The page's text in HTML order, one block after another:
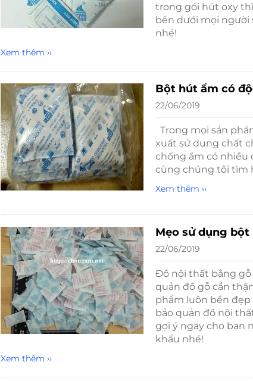
trong gói hút oxy
bên dưới mọi người
nhé!
Xem thêm ››
Bột hút ẩm có
22/06/2019
Trong mọi sản
xuất sử dụng chất
chống ẩm có nhiều
cùng chúng tôi tìm
Xem thêm ››
Mẹo sử dụng
22/06/2019
Đồ nội thất bằng gỗ
quản đồ gỗ cẩn
phẩm luôn bền
bảo quản đồ nội
gợi ý ngay cho bạn
khẩu nhé!
Xem thêm ››